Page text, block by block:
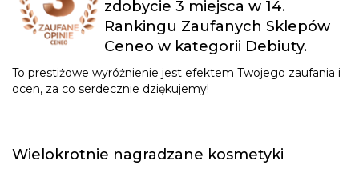
zdobycie 3 miejsca w 14.
Rankingu Zaufanych Sklepów
Ceneo w kategorii Debiuty.
To prestiżowe wyróżnienie jest efektem Twojego zaufania i
ocen, za co serdecznie dziękujemy!
Wielokrotnie nagradzane kosmetyki